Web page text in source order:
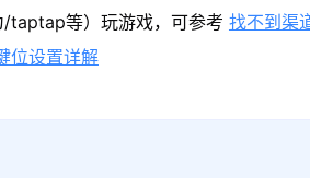
/taptap等）玩游戏，可参考 找不到渠
位设置详解